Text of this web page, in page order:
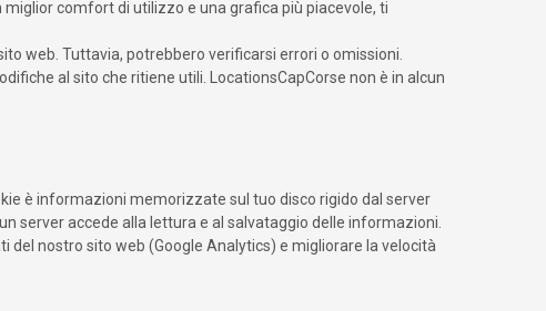
miglior comfort di utilizzo e una grafica più piacevole, ti
web. Tuttavia, potrebbero verificarsi errori o omissioni.
al sito che ritiene utili. LocationsCapCorse non è in alcun
è informazioni memorizzate sul tuo disco rigido dal server
server accede alla lettura e al salvataggio delle informazioni.
nostro sito web (Google Analytics) e migliorare la velocità